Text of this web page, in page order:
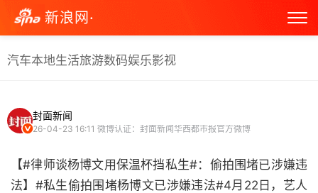
新浪网·
汽车本地生活旅游数码娱乐影视
封面新闻
26-04-23 16:11 微博认证：封面新闻华西都市报官方微博
【#律师谈杨博文用保温杯挡私生#：偷拍围堵已涉嫌违
法】#私生偷拍围堵杨博文已涉嫌违法#4月22日，艺人